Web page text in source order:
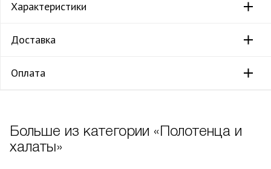
Характеристики
Доставка
Оплата
Больше из категории «Полотенца и
халаты»